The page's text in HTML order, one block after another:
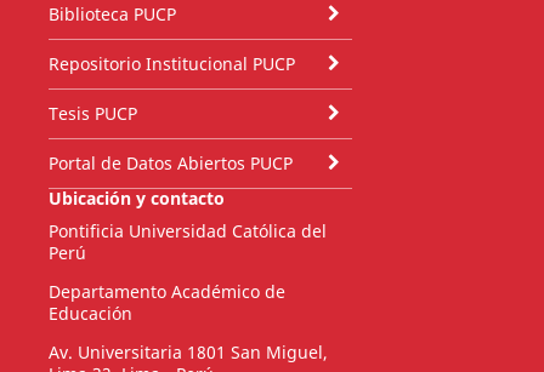
Biblioteca PUCP
Repositorio Institucional PUCP
Tesis PUCP
Portal de Datos Abiertos PUCP
Ubicación y contacto
Pontificia Universidad Católica del
Perú
Departamento Académico de
Educación
Av. Universitaria 1801 San Miguel,